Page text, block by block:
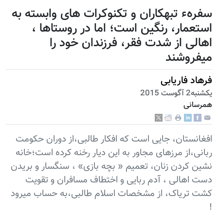
سفرهء تبهکاران و تکنوکرات های وابسته به
استعمار، رنگین است؛ اما در روستاها ،
اهالی از شدت فقر، فرزندان خود را
میفروشند
فرهاد فاریابی
يكشنبه2 آگوست 2015
همرسانی
افغانستان، جایی است که افکار طالبی،از دوران حکومت
ربانی،از مرزهای مجاور به این دیار رخنه کرده است؛خانه
نشین کردن زنان، تعمیم « بچه بازی» ، سنگسار و بریدن
دست اهالی ، آدم ربايی و اختطاف مسافران و تقویت
کشت تریاک، از مشخصات اسلام طالبی،به حساب میرود
!